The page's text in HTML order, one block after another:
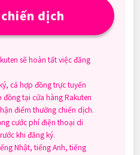
dịch
sẽ hoàn tất việc đăng
cả hợp đồng trực tuyến
tại cửa hàng Rakuten
điểm thưởng chiến dịch.
cước phí điện thoại di
khi đăng ký.
Nhật, tiếng Anh, tiếng